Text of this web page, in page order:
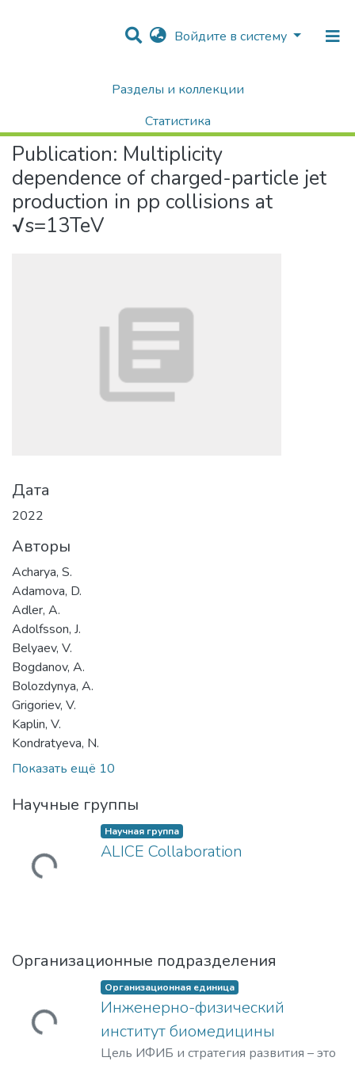
Войдите в систему
Разделы и коллекции
Статистика
Поиск
Научные публикации / Препринты
Publication: Multiplicity
dependence of charged-particle jet
production in pp collisions at
√s=13TeV
Дата
2022
Авторы
Acharya, S.
Adamova, D.
Adler, A.
Adolfsson, J.
Belyaev, V.
Bogdanov, A.
Bolozdynya, A.
Grigoriev, V.
Kaplin, V.
Kondratyeva, N.
Показать ещё 10
Научные группы
Научная группа
ALICE Collaboration
Организационные подразделения
Организационная единица
Инженерно-физический
институт биомедицины
Цель ИФИБ и стратегия развития – это